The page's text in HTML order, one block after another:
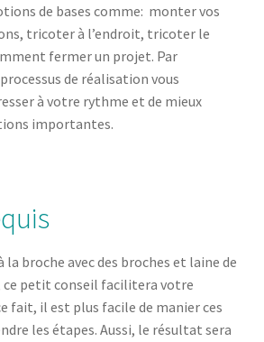
de bases comme: monter vos
tricoter à l’endroit, tricoter le
fermer un projet. Par
de réalisation vous
à votre rythme et de mieux
importantes.
broche avec des broches et laine de
ce petit conseil facilitera votre
fait, il est plus facile de manier ces
les étapes. Aussi, le résultat sera